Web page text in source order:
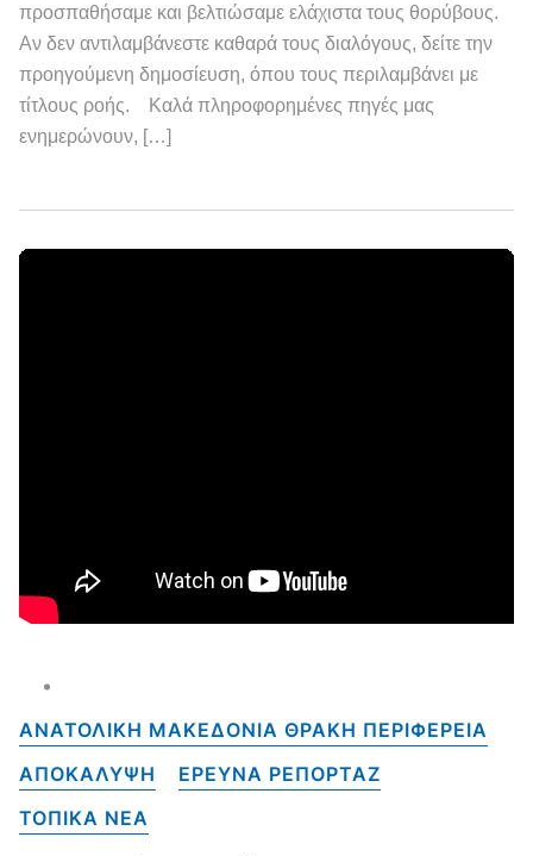
προσπαθήσαμε και βελτιώσαμε ελάχιστα τους θορύβους.
Αν δεν αντιλαμβάνεστε καθαρά τους διαλόγους, δείτε την
προηγούμενη δημοσίευση, όπου τους περιλαμβάνει με
τίτλους ροής. Καλά πληροφορημένες πηγές μας
ενημερώνουν, […]
ΑΝΑΤΟΛΙΚΗ ΜΑΚΕΔΟΝΙΑ ΘΡΑΚΗ ΠΕΡΙΦΕΡΕΙΑ
ΑΠΟΚΑΛΥΨΗ
ΕΡΕΥΝΑ ΡΕΠΟΡΤΑΖ
ΤΟΠΙΚΑ NEA